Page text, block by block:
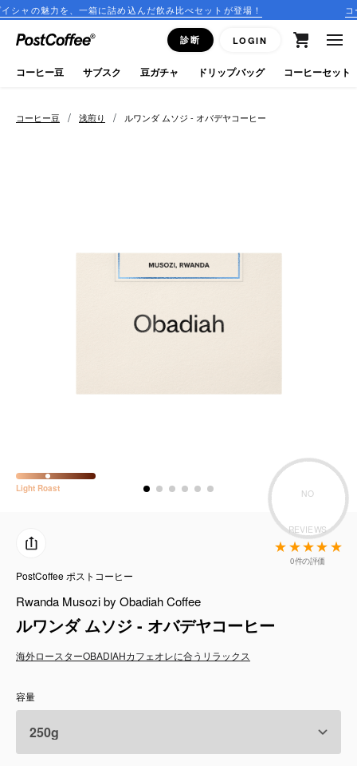
箱に詰め込んだ飲み比べセットが登場！ コーヒーのサブス
診断 LOGIN
close
ログイン
新規会員登録
CFFBNS
ギフトセット
リキッド
特集
卸販売
コーヒーのサブスク
コーヒー豆 / 浅煎り / ルワンダ ムソジ - オバデヤコーヒー
Light Roast NO
REVIEWS
0件の評価
PostCoffee ポストコーヒー
Rwanda Musozi by Obadiah Coffee
ルワンダ ムソジ - オバデヤコーヒー
海外ロースターOBADIAHカフェオレに合う リラックス
容量
コーヒー豆 サブスク 豆ガチャ ドリップバッグ コーヒーセット